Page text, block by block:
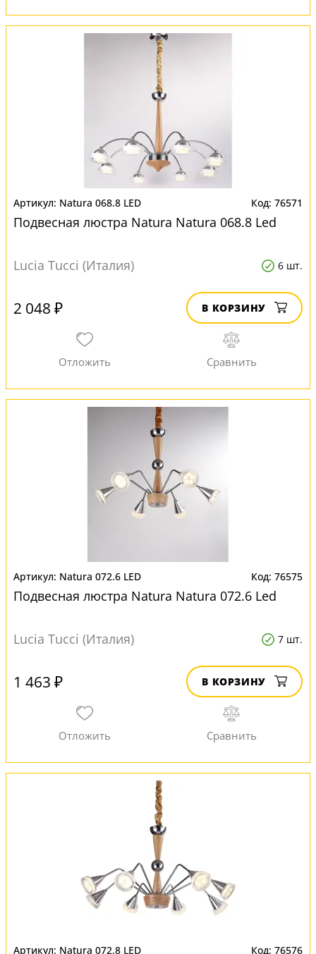
Natura 068.8 LED 76571
Подвесная люстра Natura Natura 068.8 Led
Lucia Tucci (Италия) 6 шт.
2 048 ₽ В КОРЗИНУ
Natura 072.6 LED 76575
Подвесная люстра Natura Natura 072.6 Led
Lucia Tucci (Италия) 7 шт.
1 463 ₽ В КОРЗИНУ
Natura 072.8 LED 76576